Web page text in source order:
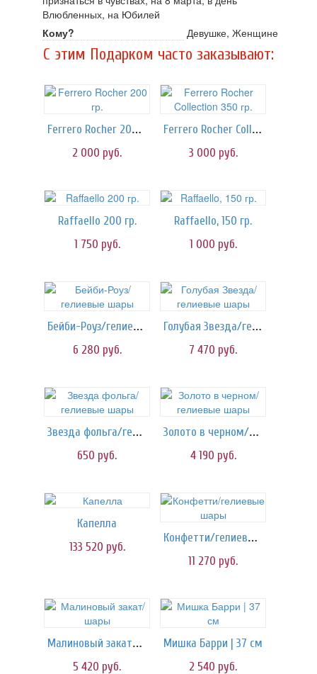
Влюбленных, на Юбилей
Кому?
Девушке, Женщине
C этим Подарком часто заказывают:
Ferrero Rocher 200 гр.
2 000 руб.
Ferrero Rocher Collection 350 гр.
3 000 руб.
Raffaello 200 гр.
1 750 руб.
Raffaello, 150 гр.
1 000 руб.
Бейби-Роуз/гелиевые шары
6 280 руб.
Голубая Звезда/гелиевые шары
7 470 руб.
Звезда фольга/гелиевые шары
650 руб.
Золото в черном/гелиевые шары
4 190 руб.
Капелла
133 520 руб.
Конфетти/гелиевые шары
11 270 руб.
Малиновый закат/шары
5 420 руб.
Мишка Барри | 37 см
2 540 руб.